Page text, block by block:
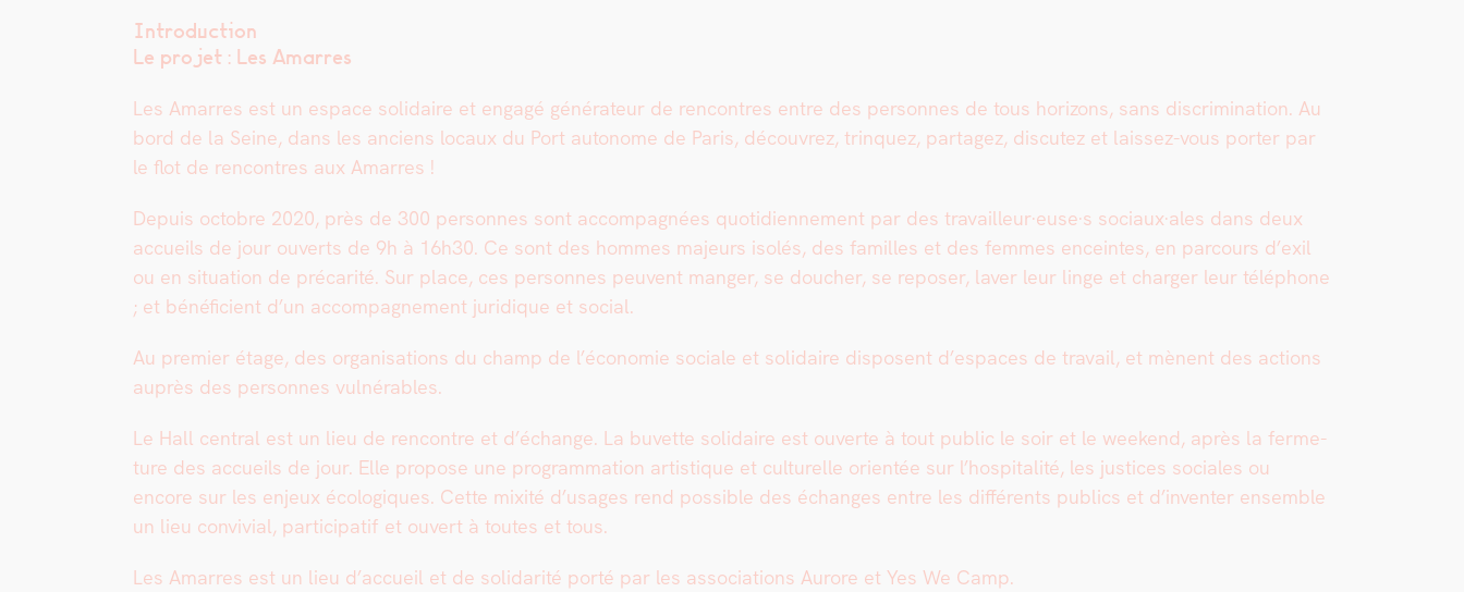
Introduction
Le pro­jet : Les Amar­res
Les Amar­res est un espace sol­idaire et engagé généra­teur de ren­con­tres entre des per­son­nes de tous hori­zons, sans dis­crim­i­na­tion. Au
bord de la Seine, dans les anciens locaux du Port autonome de Paris, décou­vrez, trin­quez, partagez, dis­cutez et lais­sez-vous porter par
le flot de ren­con­tres aux Amar­res !
Depuis octo­bre 2020, près de 300 per­son­nes sont accom­pa­g­nées quo­ti­di­en­nement par des travailleur·euse·s sociaux·ales dans deux
accueils de jour ouverts de 9h à 16h30. Ce sont des hommes majeurs isolés, des familles et des femmes enceintes, en par­cours d’exil
ou en sit­u­a­tion de pré­car­ité. Sur place, ces per­son­nes peu­vent manger, se douch­er, se repos­er, laver leur linge et charg­er leur télé­phone
; et béné­fi­cient d’un accom­pa­g­ne­ment juridique et social.
Au pre­mier étage, des organ­i­sa­tions du champ de l’é­conomie sociale et sol­idaire dis­posent d’e­spaces de tra­vail, et mènent des actions
auprès des per­son­nes vul­nérables.
Le Hall cen­tral est un lieu de ren­con­tre et d’échange. La buvette sol­idaire est ouverte à tout pub­lic le soir et le week­end, après la fer­me­
ture des accueils de jour. Elle pro­pose une pro­gram­ma­tion artis­tique et cul­turelle ori­en­tée sur l’hos­pi­tal­ité, les jus­tices sociales ou
encore sur les enjeux écologiques. Cette mix­ité d’usages rend pos­si­ble des échanges entre les dif­férents publics et d’inventer ensem­ble
un lieu con­vivial, par­tic­i­patif et ouvert à toutes et tous.
Les Amar­res est un lieu d’accueil et de sol­i­dar­ité porté par les asso­ci­a­tions Aurore et Yes We Camp.